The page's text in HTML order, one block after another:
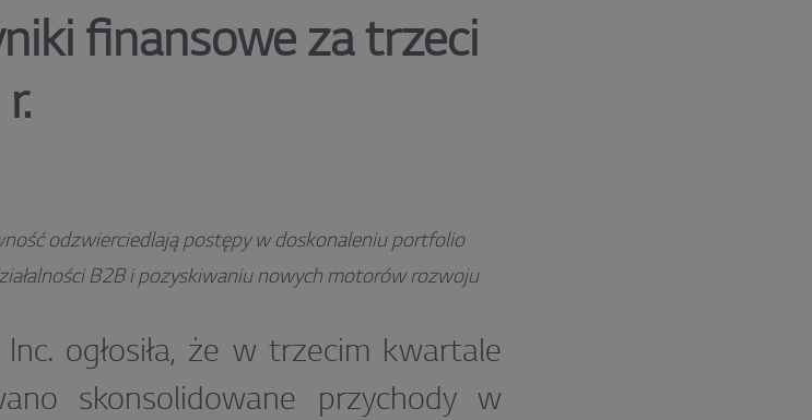
finansowe za trzeci
odzwierciedlają postępy w doskonaleniu portfolio
B2B i pozyskiwaniu nowych motorów rozwoju
ogłosiła, że w trzecim kwartale
skonsolidowane przychody w